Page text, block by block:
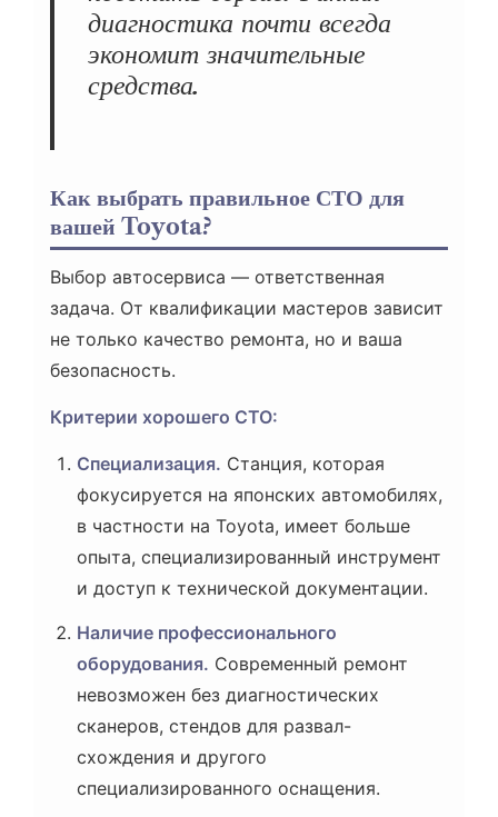
диагностика почти всегда
экономит значительные
средства.
Как выбрать правильное СТО для
вашей Toyota?
Выбор автосервиса — ответственная
задача. От квалификации мастеров зависит
не только качество ремонта, но и ваша
безопасность.
Критерии хорошего СТО:
Специализация. Станция, которая
фокусируется на японских автомобилях,
в частности на Toyota, имеет больше
опыта, специализированный инструмент
и доступ к технической документации.
Наличие профессионального
оборудования. Современный ремонт
невозможен без диагностических
сканеров, стендов для развал-
схождения и другого
специализированного оснащения.